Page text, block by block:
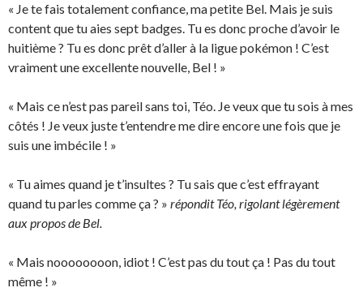
« Je te fais totalement confiance, ma petite Bel. Mais je suis
content que tu aies sept badges. Tu es donc proche d’avoir le
huitième ? Tu es donc prêt d’aller à la ligue pokémon ! C’est
vraiment une excellente nouvelle, Bel ! »
« Mais ce n’est pas pareil sans toi, Téo. Je veux que tu sois à mes
côtés ! Je veux juste t’entendre me dire encore une fois que je
suis une imbécile ! »
« Tu aimes quand je t’insultes ? Tu sais que c’est effrayant
quand tu parles comme ça ? » répondit Téo, rigolant légèrement
aux propos de Bel.
« Mais noooooooon, idiot ! C’est pas du tout ça ! Pas du tout
même ! »